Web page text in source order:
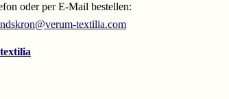
oder per E-Mail bestellen:
textilia.com